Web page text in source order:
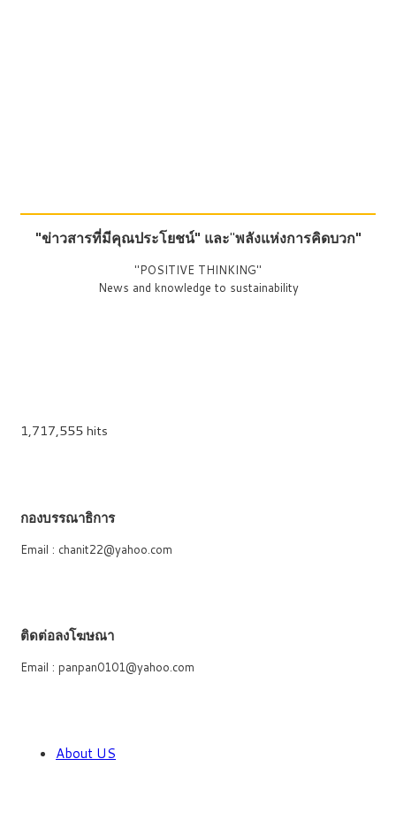
"ข่าวสารที่มีคุณประโยชน์" และ"พลังแห่งการคิดบวก"
"POSITIVE THINKING"
News and knowledge to sustainability
1,717,555 hits
กองบรรณาธิการ
Email : chanit22@yahoo.com
ติดต่อลงโฆษณา
Email : panpan0101@yahoo.com
About US